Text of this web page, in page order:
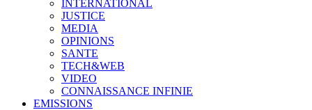
INTERNATIONAL
JUSTICE
MEDIA
OPINIONS
SANTE
TECH&WEB
VIDEO
CONNAISSANCE INFINIE
EMISSIONS